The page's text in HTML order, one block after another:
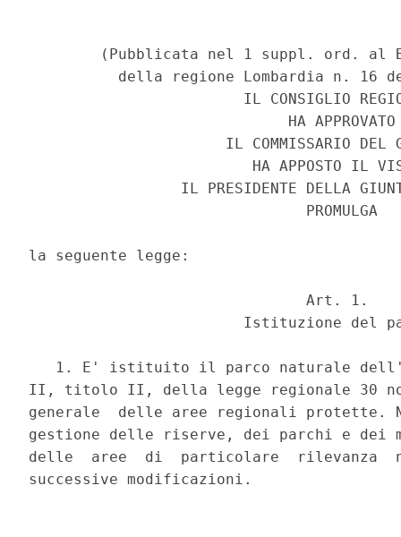
(Pubblicata nel 1 suppl. ord. al
della regione Lombardia n. 16
IL CONSIGLIO
                             HA APPROVATO
IL COMMISSARIO DEL
HA APPOSTO IL
IL PRESIDENTE DELLA
                               PROMULGA
la seguente legge:
                               Art. 1.
Istituzione del
1. E' istituito il parco naturale
II, titolo II, della legge regionale 30
generale  delle aree regionali protette.
gestione delle riserve, dei parchi e dei
delle  aree  di  particolare  rilevanza